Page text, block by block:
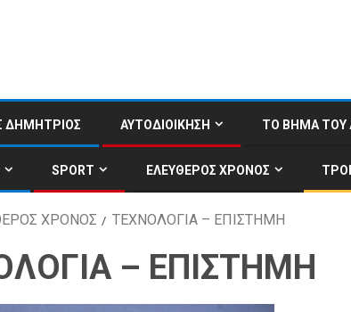
ΔΗΜΗΤΡΙΟΣ ΑΥΤΟΔΙΟΙΚΗΣΗ ΤΟ ΒΗΜΑ ΤΟΥ
SPORT ΕΛΕΥΘΕΡΟΣ ΧΡΟΝΟΣ
ΧΡΟΝΟΣ ΤΕΧΝΟΛΟΓΙΑ – ΕΠΙΣΤΗΜΗ
– ΕΠΙΣΤΗΜΗ